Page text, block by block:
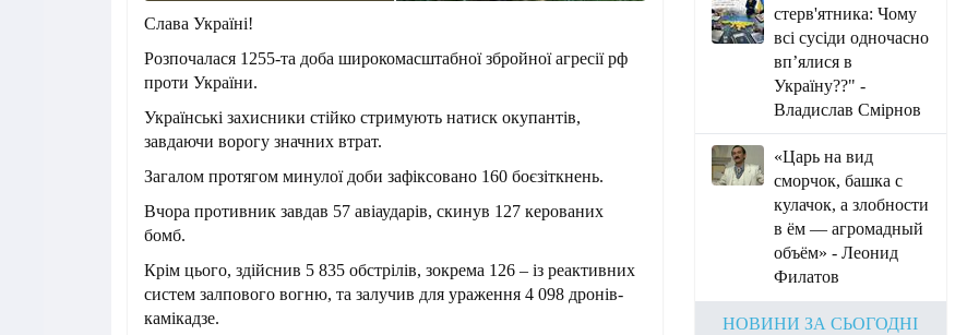
Слава Україні!
Розпочалася 1255-та доба широкомасштабної збройної агресії рф
проти України.
Українські захисники стійко стримують натиск окупантів,
завдаючи ворогу значних втрат.
Загалом протягом минулої доби зафіксовано 160 боєзіткнень.
Вчора противник завдав 57 авіаударів, скинув 127 керованих
бомб.
Крім цього, здійснив 5 835 обстрілів, зокрема 126 – із реактивних
систем залпового вогню, та залучив для ураження 4 098 дронів-
камікадзе.
стерв'ятника: Чому
всі сусіди одночасно
вп’ялися в
Україну??" -
Владислав Смірнов
«Царь на вид
сморчок, башка с
кулачок, а злобности
в ём — агромадный
объём» - Леонид
Филатов
НОВИНИ ЗА СЬОГОДНІ